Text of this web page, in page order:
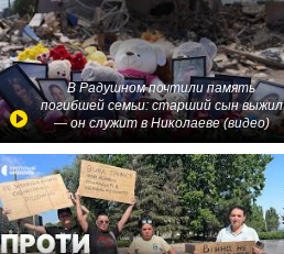
В Радушном почтили память
погибшей семьи: старший сын выжил
— он служит в Николаеве (видео)